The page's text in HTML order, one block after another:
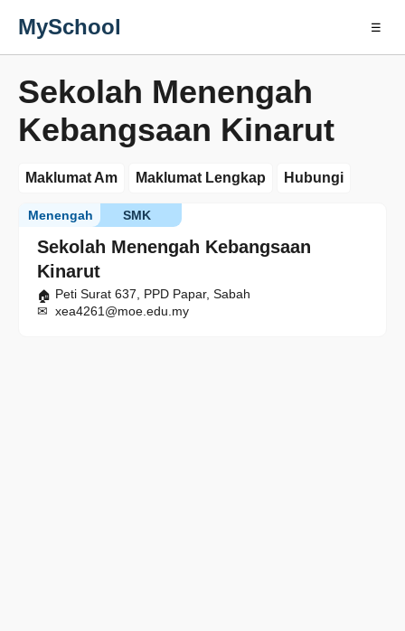
MySchool ☰
Sekolah Menengah
Kebangsaan Kinarut
Maklumat Am Maklumat Lengkap Hubungi
Sekolah Menengah Kebangsaan
Kinarut
SMK
Menengah
Peti Surat 637, PPD Papar, Sabah
xea4261@moe.edu.my